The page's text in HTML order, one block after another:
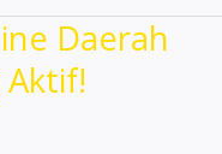
Daerah